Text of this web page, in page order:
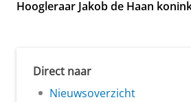
Hoogleraar Jakob de Haan
Direct naar
Nieuwsoverzicht